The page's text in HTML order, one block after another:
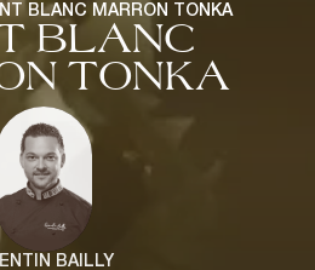
BLANC MARRON TONKA
BLANC
TONKA
BAILLY